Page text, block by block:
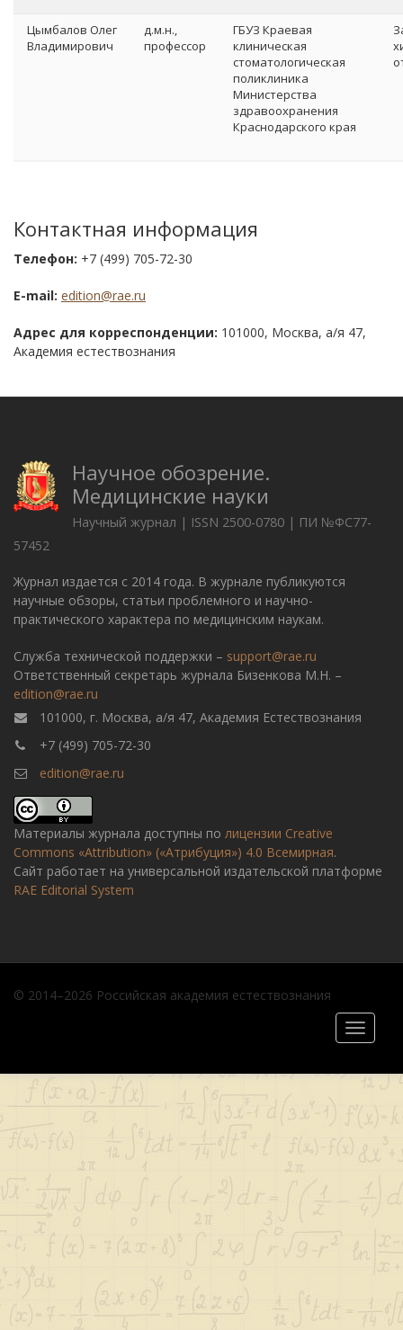
Цымбалов Олег
Владимирович
д.м.н.,
профессор
ГБУЗ Краевая
клиническая
стоматологическая
поликлиника
Министерства
здравоохранения
Краснодарского края
Контактная информация
Телефон: +7 (499) 705-72-30
E-mail: edition@rae.ru
Адрес для корреспонденции: 101000, Москва, а/я 47,
Академия естествознания
Научное обозрение.
Медицинские науки
Научный журнал | ISSN 2500-0780 | ПИ №ФС77-
57452
Журнал издается с 2014 года. В журнале публикуются
научные обзоры, статьи проблемного и научно-
практического характера по медицинским наукам.
Служба технической поддержки – support@rae.ru
Ответственный секретарь журнала Бизенкова М.Н. –
edition@rae.ru
101000, г. Москва, а/я 47, Академия Естествознания
+7 (499) 705-72-30
edition@rae.ru
Материалы журнала доступны по лицензии Creative
Commons «Attribution» («Атрибуция») 4.0 Всемирная.
Сайт работает на универсальной издательской платформе
RAE Editorial System
© 2014–2026 Российская академия естествознания
Toggle